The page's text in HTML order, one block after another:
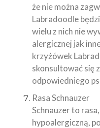
że nie można
Labradoodle
wielu z nich nie
alergicznej jak
krzyżówek
skonsultować się
odpowiedniego
Rasa Schnauzer
Schnauzer to
hypoalergiczną,